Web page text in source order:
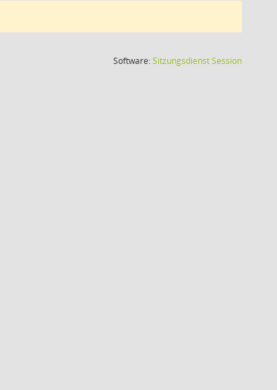
Software:SitzungsdienstSession(Wird in